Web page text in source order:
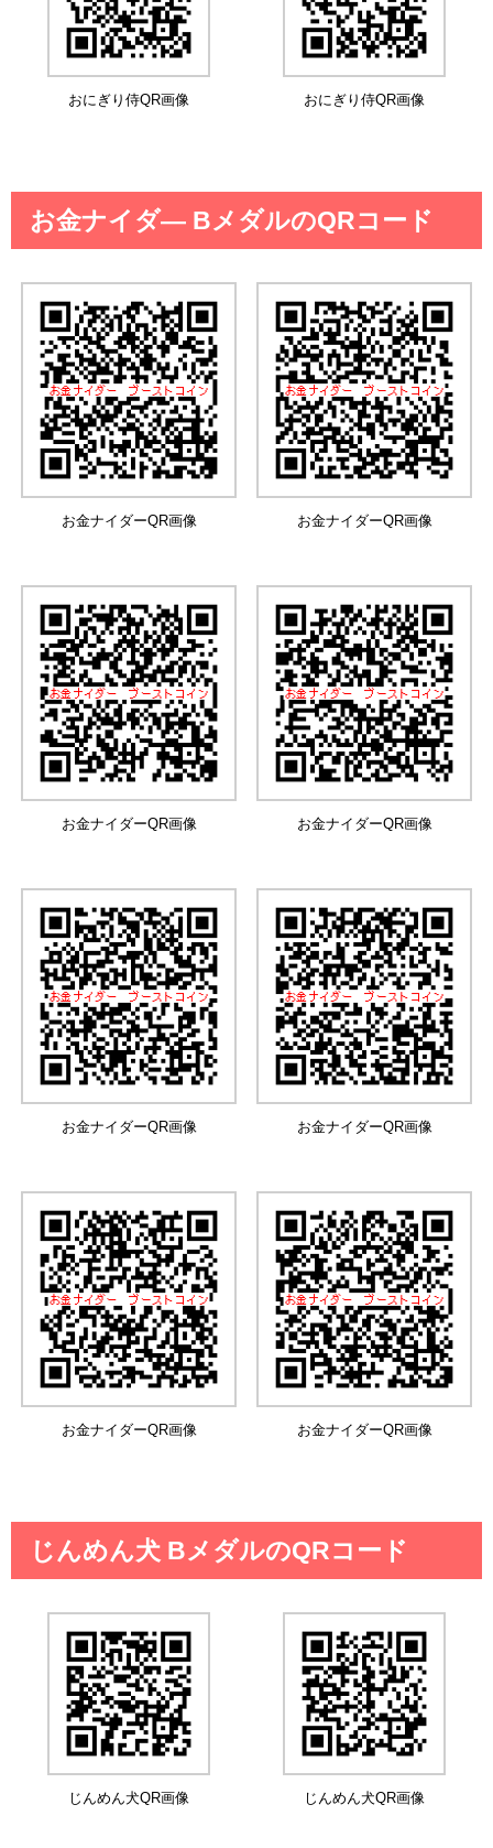
おにぎり侍QR画像 おにぎり侍QR画像
お金ナイダ― BメダルのQRコード
お金ナイダーQR画像 お金ナイダーQR画像
お金ナイダーQR画像 お金ナイダーQR画像
お金ナイダーQR画像 お金ナイダーQR画像
お金ナイダーQR画像 お金ナイダーQR画像
じんめん犬 BメダルのQRコード
じんめん犬QR画像 じんめん犬QR画像